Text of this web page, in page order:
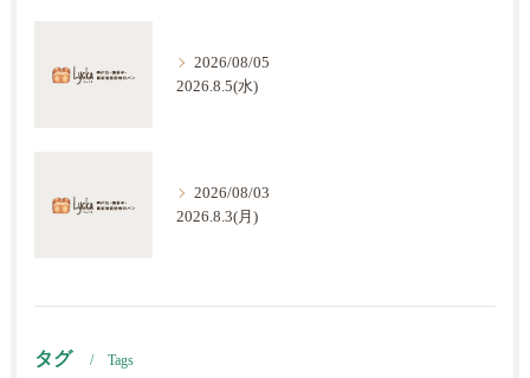
2026/08/05
2026.8.5(水)
2026/08/03
2026.8.3(月)
タグ Tags